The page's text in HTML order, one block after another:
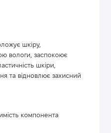
шкіру,
вологи, заспокоює
шкіри,
та відновлює захисний
компонента